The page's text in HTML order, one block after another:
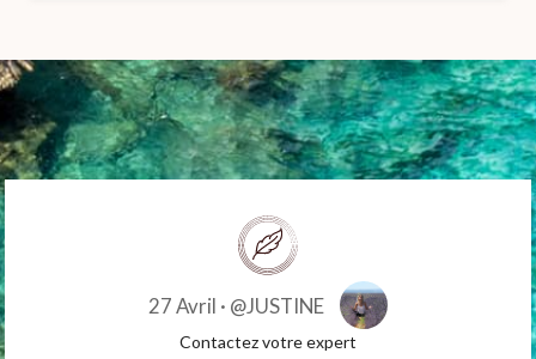
27 Avril · @JUSTINE
Contactez votre expert